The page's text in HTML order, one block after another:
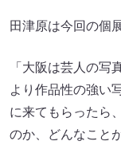
田津原は今回の個
「大阪は芸人の写
より作品性の強い
に来てもらったら
のか、どんなこと